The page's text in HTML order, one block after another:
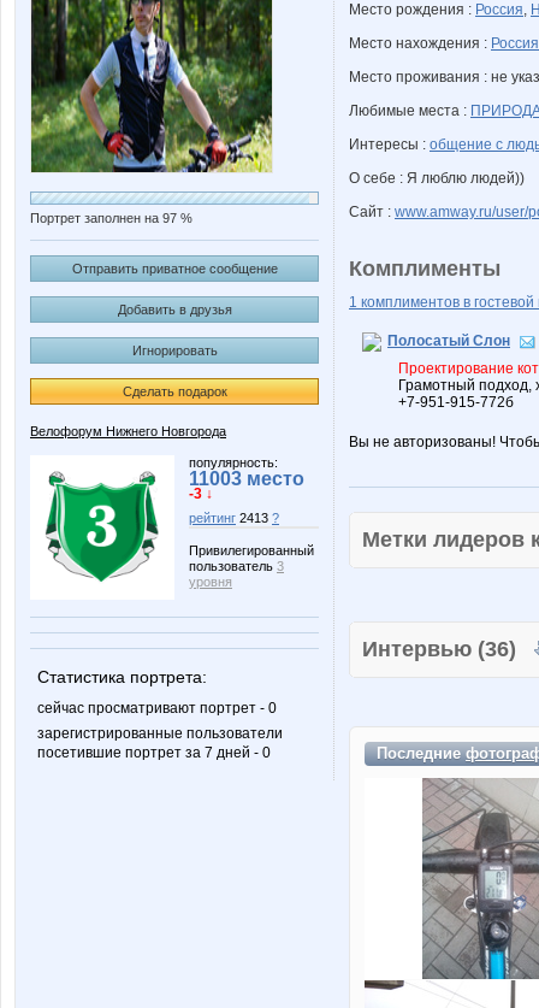
Портрет заполнен на 97 %
Отправить приватное сообщение
Добавить в друзья
Игнорировать
Сделать подарок
Велофорум Нижнего Новгорода
популярность:
11003 место
-3 ↓
рейтинг 2413 ?
Привилегированный
пользователь 3
уровня
Статистика портрета:
сейчас просматривают портрет - 0
зарегистрированные пользователи
посетившие портрет за 7 дней - 0
Место рождения : Россия,
Место нахождения : Россия
Место проживания : не
Любимые места :
Интересы : общение с
О себе : Я люблю людей))
Сайт : www.amway.ru/user/
Комплименты
1 комплиментов в гостевой
Полосатый Слон
Проектирование
Грамотный подход,
+7-951-915-772б
Вы не авторизованы!
Метки
Интервью (36)
Последние